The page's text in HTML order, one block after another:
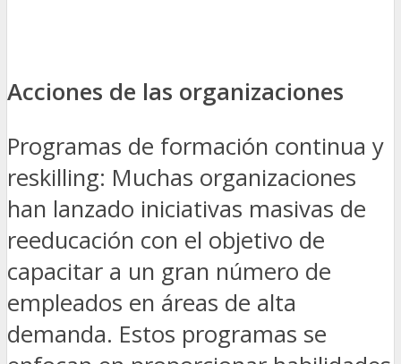
Acciones de las organizaciones
Programas de formación continua y
reskilling: Muchas organizaciones
han lanzado iniciativas masivas de
reeducación con el objetivo de
capacitar a un gran número de
empleados en áreas de alta
demanda. Estos programas se